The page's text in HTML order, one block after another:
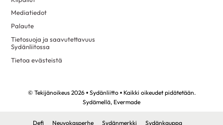
Mediatiedot
Palaute
Tietosuoja ja saavutettavuus
Sydänliitossa
Tietoa evästeistä
© Tekijänoikeus 2026 • Sydänliitto • Kaikki oikeudet pidätetään.
Sydämellä, Evermade
Defi Neuvokasperhe Sydänmerkki Sydänkauppa